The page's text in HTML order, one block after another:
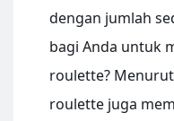
dengan jumlah
bagi Anda untuk
roulette?
roulette juga